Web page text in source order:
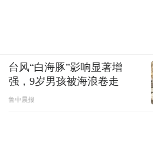
台风“白海豚”影响显著增
强，9岁男孩被海浪卷走
鲁中晨报